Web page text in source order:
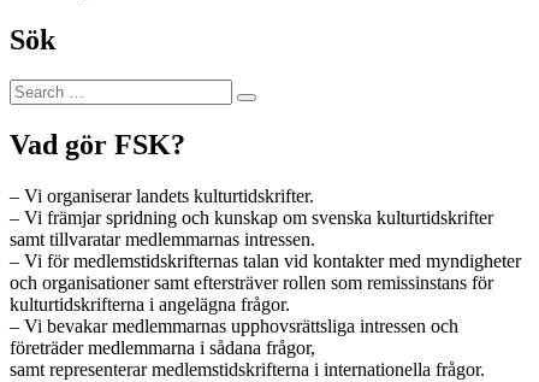
Sök
Search
for:
Search
Vad gör FSK?
– Vi organiserar landets kulturtidskrifter.
– Vi främjar spridning och kunskap om svenska kulturtidskrifter
samt tillvaratar medlemmarnas intressen.
– Vi för medlemstidskrifternas talan vid kontakter med myndigheter
och organisationer samt eftersträver rollen som remissinstans för
kulturtidskrifterna i angelägna frågor.
– Vi bevakar medlemmarnas upphovsrättsliga intressen och
företräder medlemmarna i sådana frågor,
samt representerar medlemstidskrifterna i internationella frågor.